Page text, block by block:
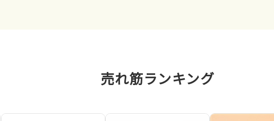
売れ筋ランキング